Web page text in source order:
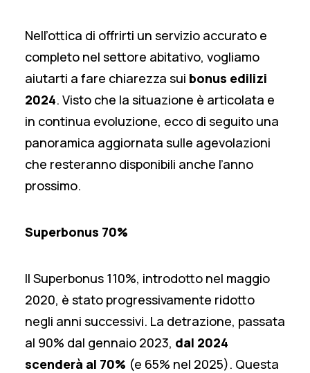
Nell’ottica di offrirti un servizio accurato e
completo nel settore abitativo, vogliamo
aiutarti a fare chiarezza sui bonus edilizi
2024. Visto che la situazione è articolata e
in continua evoluzione, ecco di seguito una
panoramica aggiornata sulle agevolazioni
che resteranno disponibili anche l’anno
prossimo.
Superbonus 70%
Il Superbonus 110%, introdotto nel maggio
2020, è stato progressivamente ridotto
negli anni successivi. La detrazione, passata
al 90% dal gennaio 2023, dal 2024
scenderà al 70% (e 65% nel 2025). Questa